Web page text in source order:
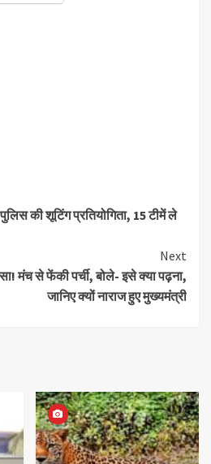
की शूटिंग प्रतियोगिता, 15 टीमें ले
Next
मंच से फेंकी पर्ची, बोले- इसे क्या पढ़ना,
जानिए क्यों नाराज हुए मुख्यमंत्री